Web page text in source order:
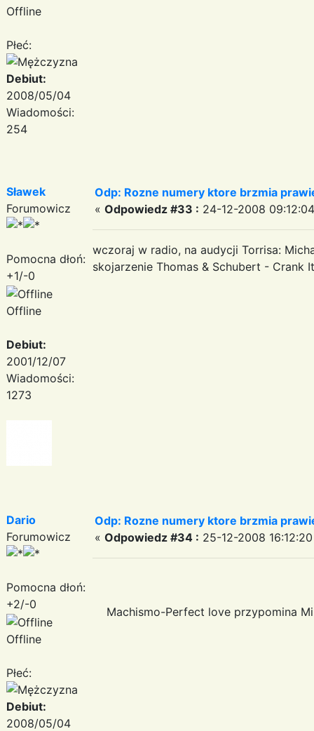
Offline
Płeć:
Debiut:
2008/05/04
Wiadomości:
254
Sławek
Forumowicz
Pomocna dłoń:
+1/-0
Offline
Debiut:
2001/12/07
Wiadomości:
1273
Odp: Rozne numery ktore brzmia
« Odpowiedz #33 : 24-12-2008
wczoraj w radio, na audycji Torrisa:
skojarzenie Thomas & Schubert - Crank
Dario
Forumowicz
Pomocna dłoń:
+2/-0
Offline
Płeć:
Debiut:
2008/05/04
Odp: Rozne numery ktore brzmia
« Odpowiedz #34 : 25-12-2008
Machismo-Perfect love przypomina